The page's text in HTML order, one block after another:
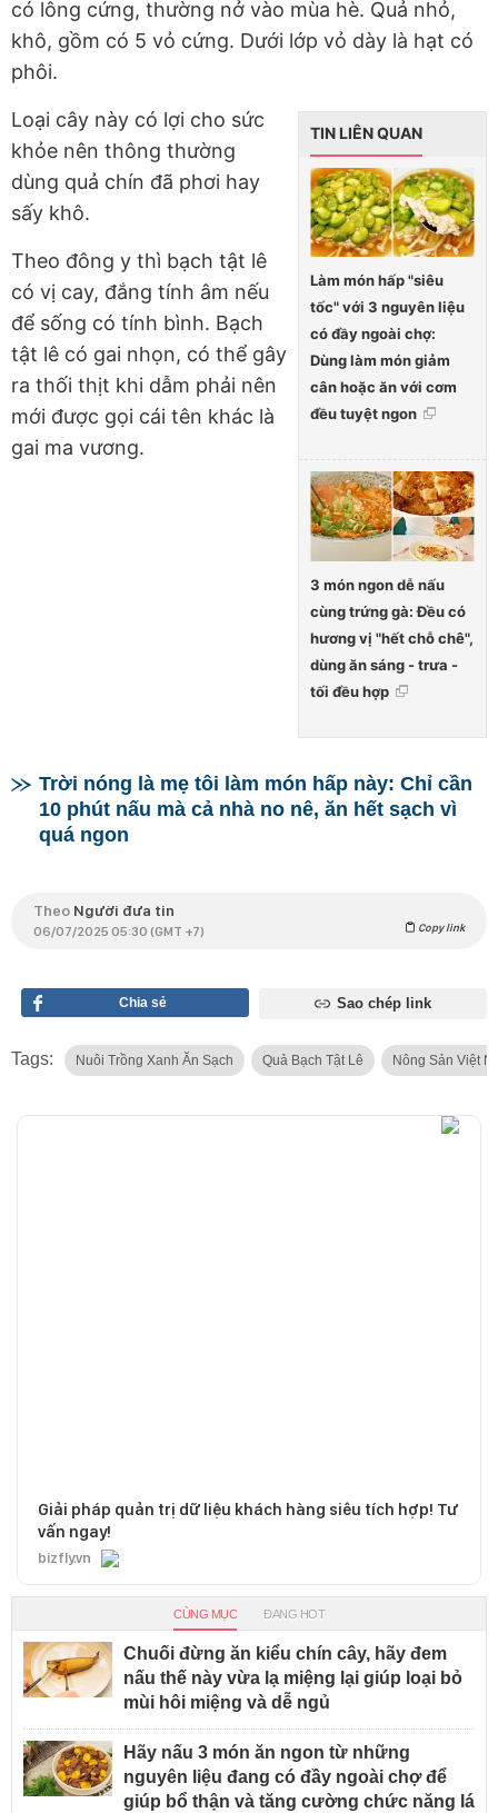
có lông cứng, thường nở vào mùa hè. Quả nhỏ,
khô, gồm có 5 vỏ cứng. Dưới lớp vỏ dày là hạt có
phôi.
TIN LIÊN QUAN
Làm món hấp "siêu
tốc" với 3 nguyên liệu
có đầy ngoài chợ:
Dùng làm món giảm
cân hoặc ăn với cơm
đều tuyệt ngon
3 món ngon dễ nấu
cùng trứng gà: Đều có
hương vị "hết chỗ chê",
dùng ăn sáng - trưa -
tối đều hợp
Loại cây này có lợi cho sức
khỏe nên thông thường
dùng quả chín đã phơi hay
sấy khô.
Theo đông y thì bạch tật lê
có vị cay, đắng tính âm nếu
để sống có tính bình. Bạch
tật lê có gai nhọn, có thể gây
ra thối thịt khi dẫm phải nên
mới được gọi cái tên khác là
gai ma vương.
Trời nóng là mẹ tôi làm món hấp này: Chỉ cần
10 phút nấu mà cả nhà no nê, ăn hết sạch vì
quá ngon
Theo Người đưa tin
06/07/2025 05:30 (GMT +7) Copy link
Chia sẻ Sao chép link
Tags: Nuôi Trồng Xanh Ăn Sạch Quả Bạch Tật Lê Nông Sản Việt
Giải pháp quản trị dữ liệu khách hàng siêu tích hợp! Tư
vấn ngay!
bizfly.vn
CÙNG MỤC ĐANG HOT
Chuối đừng ăn kiểu chín cây, hãy đem
nấu thế này vừa lạ miệng lại giúp loại bỏ
mùi hôi miệng và dễ ngủ
Hãy nấu 3 món ăn ngon từ những
nguyên liệu đang có đầy ngoài chợ để
giúp bổ thận và tăng cường chức năng lá